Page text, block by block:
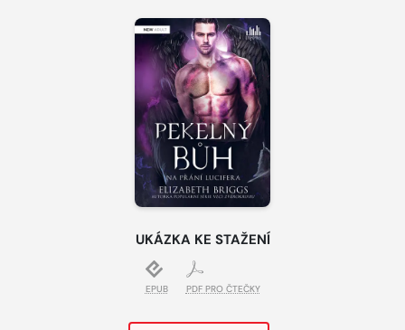
UKÁZKA KE STAŽENÍ
EPUB PDF PRO ČTEČKY